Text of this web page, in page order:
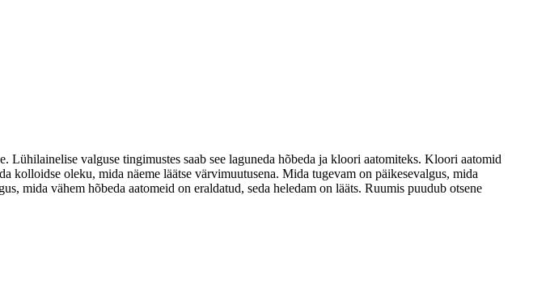
valguse tingimustes saab see laguneda hõbeda ja kloori aatomiteks. Kloori aatomid
oleku, mida näeme läätse värvimuutusena. Mida tugevam on päikesevalgus, mida
mida vähem hõbeda aatomeid on eraldatud, seda heledam on lääts. Ruumis puudub otsene